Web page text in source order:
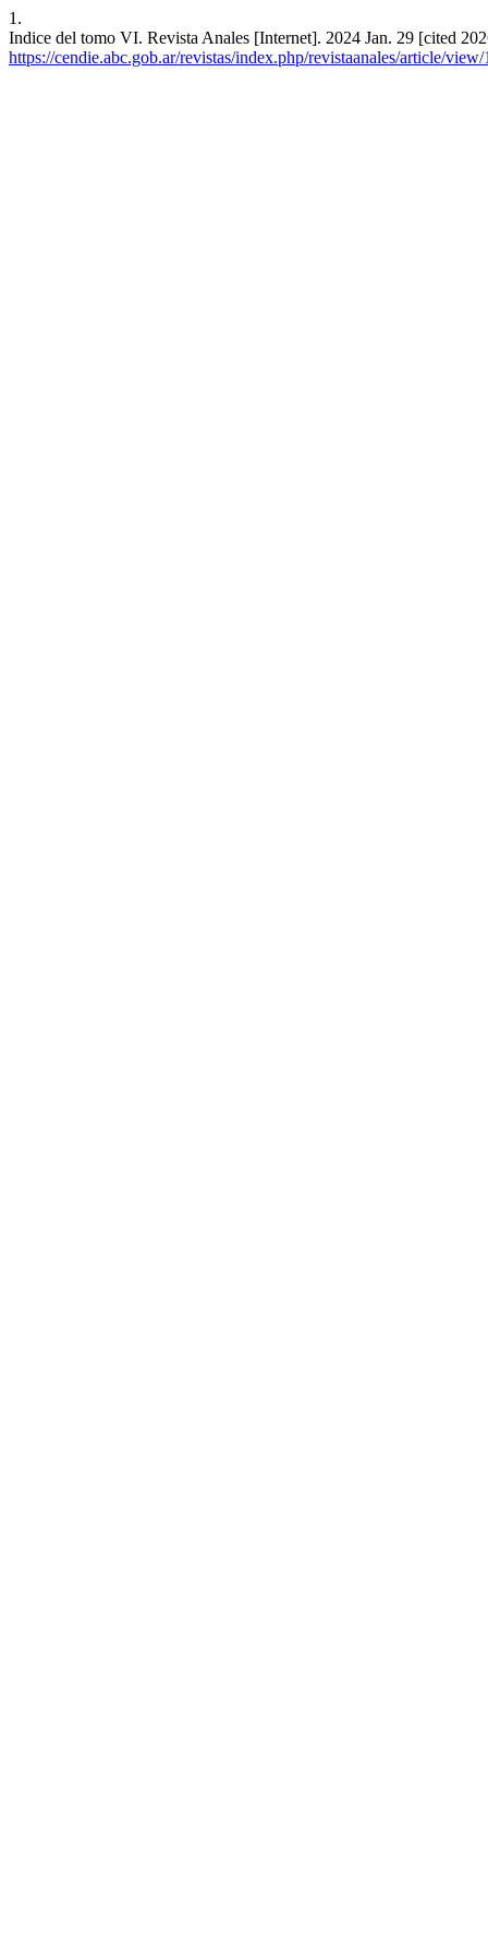
1.
Indice del tomo VI. Revista Anales [Internet]. 2024 Jan. 29 [cited
https://cendie.abc.gob.ar/revistas/index.php/revistaanales/article/view/